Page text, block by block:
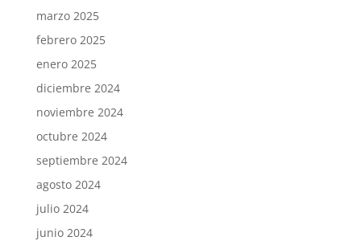
marzo 2025
febrero 2025
enero 2025
diciembre 2024
noviembre 2024
octubre 2024
septiembre 2024
agosto 2024
julio 2024
junio 2024